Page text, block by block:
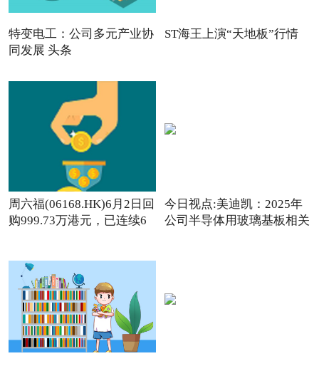
特变电工：公司多元产业协
同发展 头条
ST海王上演“天地板”行情
周六福(06168.HK)6月2日回
购999.73万港元，已连续6
今日视点:美迪凯：2025年
公司半导体用玻璃基板相关